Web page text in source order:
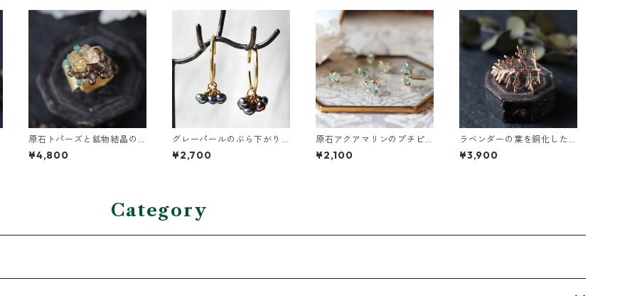
原石トパーズと鉱物結晶の
真鍮幅広イヤーカフ
¥4,800
グレーパールのぶら下がり
イヤーカフ
¥2,700
原石アクアマリンのプチピ
アス（一粒/片方）
¥2,100
ラベンダーの葉を銅化した
イヤーカフ
¥3,900
Category